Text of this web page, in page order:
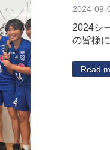
2024-09-
2024シ
の皆様
Read